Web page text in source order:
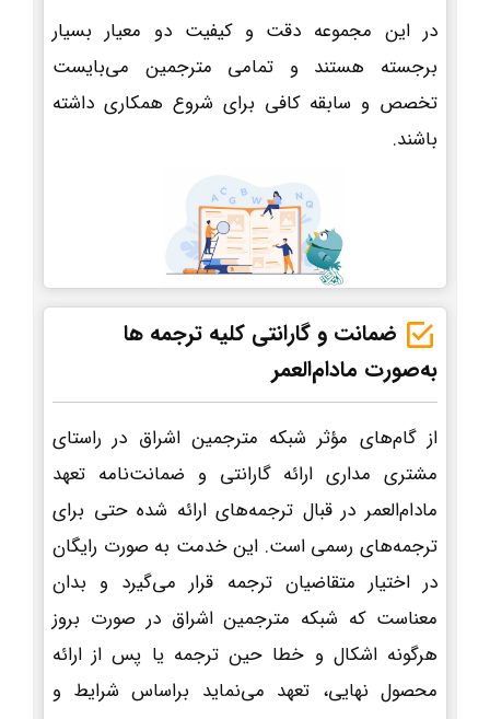
در این مجموعه دقت و کیفیت دو معیار بسیار
برجسته هستند و تمامی مترجمین می‌بایست
تخصص و سابقه کافی برای شروع همکاری داشته
باشند.
ضمانت و گارانتی کلیه ترجمه ها
به‌صورت مادام‌العمر
از گام‌های مؤثر شبکه مترجمین اشراق در راستای
مشتری مداری ارائه گارانتی و ضمانت‌نامه تعهد
مادام‌العمر در قبال ترجمه‌های ارائه شده حتی برای
ترجمه‌های رسمی است. این خدمت به صورت رایگان
در اختیار متقاضیان ترجمه قرار می‌گیرد و بدان
معناست که شبکه مترجمین اشراق در صورت بروز
هرگونه اشکال و خطا حین ترجمه یا پس از ارائه
محصول نهایی، تعهد می‌نماید براساس شرایط و